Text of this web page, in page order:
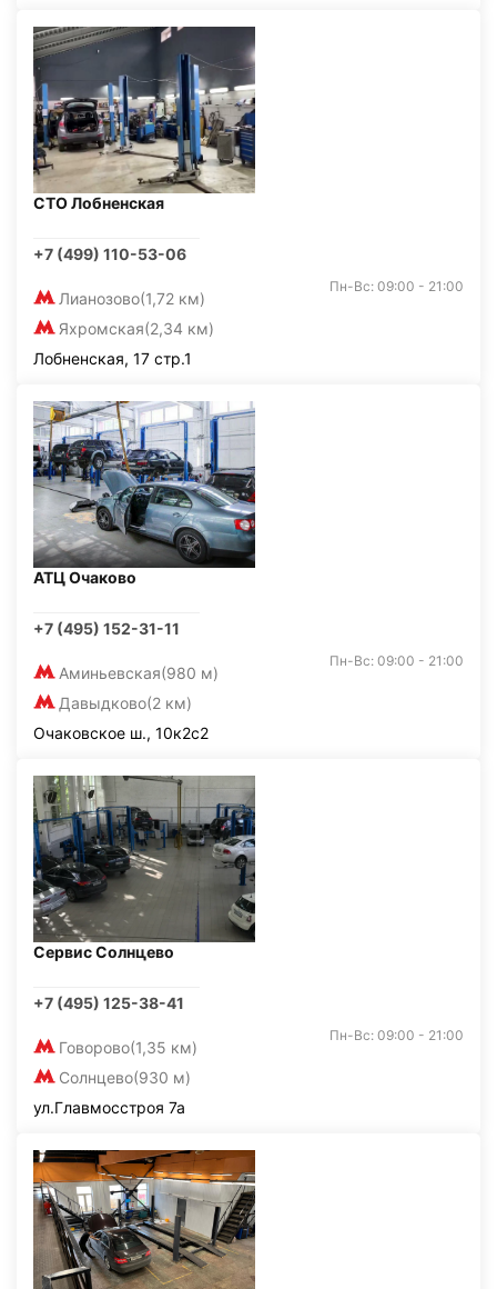
СТО Лобненская
+7 (499) 110-53-06
Лианозово(1,72 км)
Яхромская(2,34 км)
Пн-Вс: 09:00 - 21:00
Лобненская, 17 стр.1
АТЦ Очаково
+7 (495) 152-31-11
Аминьевская(980 м)
Давыдково(2 км)
Пн-Вс: 09:00 - 21:00
Очаковское ш., 10к2с2
Сервис Солнцево
+7 (495) 125-38-41
Говорово(1,35 км)
Солнцево(930 м)
Пн-Вс: 09:00 - 21:00
ул.Главмосстроя 7а